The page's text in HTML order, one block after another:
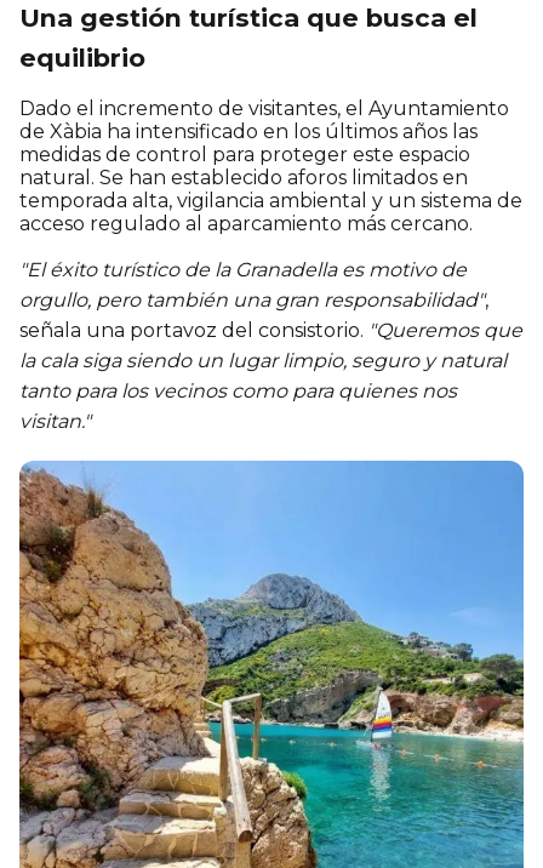
Una gestión turística que busca el
equilibrio
Dado el incremento de visitantes, el Ayuntamiento
de Xàbia ha intensificado en los últimos años las
medidas de control para proteger este espacio
natural. Se han establecido aforos limitados en
temporada alta, vigilancia ambiental y un sistema de
acceso regulado al aparcamiento más cercano.
"El éxito turístico de la Granadella es motivo de
orgullo, pero también una gran responsabilidad",
señala una portavoz del consistorio. "Queremos que
la cala siga siendo un lugar limpio, seguro y natural
tanto para los vecinos como para quienes nos
visitan."